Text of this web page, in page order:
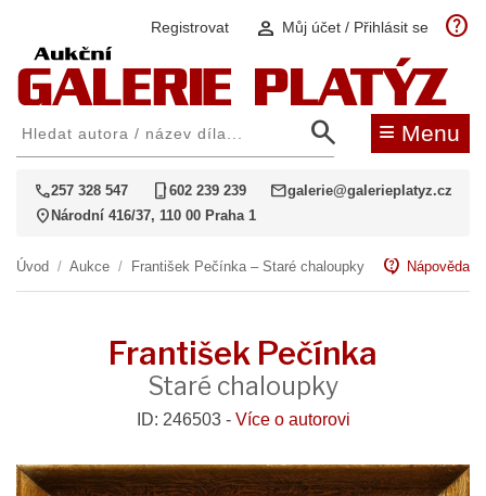
Registrovat person Můj účet / Přihlásit se help
search ≡ Menu
call257 328 547 phone_iphone602 239 239 mailgalerie@galerieplatyz.cz
location_on Národní 416/37, 110 00 Praha 1
Úvod / Aukce / František Pečínka – Staré chaloupky contact_support Nápověda
František Pečínka
Staré chaloupky
ID: 246503 - Více o autorovi